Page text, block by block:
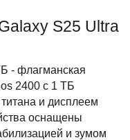
S25 Ultra
- флагманская
2400 с 1 ТБ
и дисплеем
оснащены
и зумом